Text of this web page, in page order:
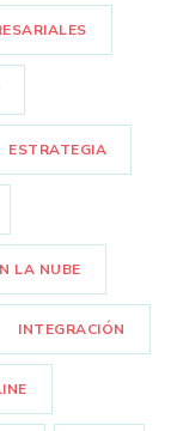
ESTRATEGIA
LA NUBE
INTEGRACIÓN